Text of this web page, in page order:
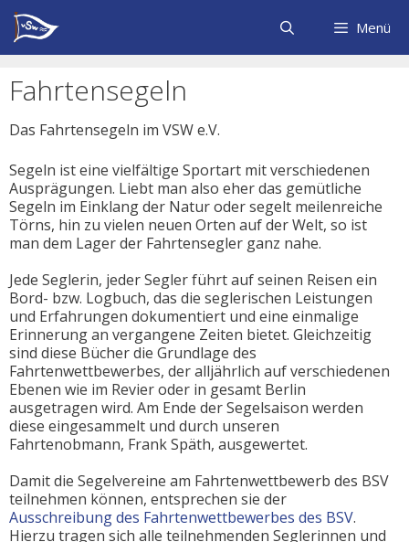
Zum
Inhalt
springen
Menü
Fahrtensegeln
Das Fahrtensegeln im VSW e.V.
Segeln ist eine vielfältige Sportart mit verschiedenen
Ausprägungen. Liebt man also eher das gemütliche
Segeln im Einklang der Natur oder segelt meilenreiche
Törns, hin zu vielen neuen Orten auf der Welt, so ist
man dem Lager der Fahrtensegler ganz nahe.
Jede Seglerin, jeder Segler führt auf seinen Reisen ein
Bord- bzw. Logbuch, das die seglerischen Leistungen
und Erfahrungen dokumentiert und eine einmalige
Erinnerung an vergangene Zeiten bietet. Gleichzeitig
sind diese Bücher die Grundlage des
Fahrtenwettbewerbes, der alljährlich auf verschiedenen
Ebenen wie im Revier oder in gesamt Berlin
ausgetragen wird. Am Ende der Segelsaison werden
diese eingesammelt und durch unseren
Fahrtenobmann, Frank Späth, ausgewertet.
Damit die Segelvereine am Fahrtenwettbewerb des BSV
teilnehmen können, entsprechen sie der
Ausschreibung des Fahrtenwettbewerbes des BSV.
Hierzu tragen sich alle teilnehmenden Seglerinnen und